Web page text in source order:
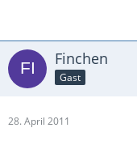
Finchen
Gast
28. April 2011